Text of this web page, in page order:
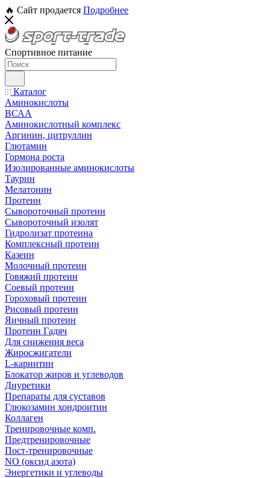
🔥 Сайт продается Подробнее
Спортивное питание
Каталог
Аминокислоты
ВСАА
Аминокислотный комплекс
Аргинин, цитруллин
Глютамин
Гормона роста
Изолированные аминокислоты
Таурин
Мелатонин
Протеин
Сывороточный протеин
Сывороточный изолят
Гидролизат протеина
Комплексный протеин
Казеин
Молочный протеин
Говяжий протеин
Соевый протеин
Гороховый протеин
Рисовый протеин
Яичный протеин
Протеин Гадяч
Для снижения веса
Жиросжигатели
L-карнитин
Блокатор жиров и углеводов
Диуретики
Препараты для суставов
Глюкозамин хондроитин
Коллаген
Тренировочные комп.
Предтренировочные
Пост-тренировочные
NO (оксид азота)
Энергетики и углеводы